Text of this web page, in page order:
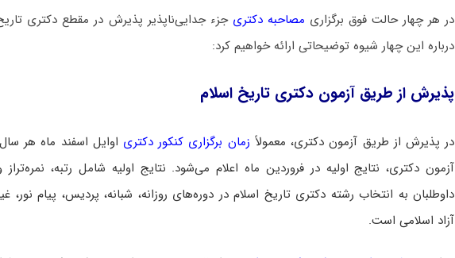
در هر چهار حالت فوق برگزاری مصاحبه دکتری جزء جدایی‌ناپذیر پذیرش در مقطع دکتری
درباره این چهار شیوه توضیحاتی ارائه خواهیم کرد:
پذیرش از طریق آزمون دکتری تاریخ اسلام
در پذیرش از طریق آزمون دکتری، معمولاً زمان برگزاری کنکور دکتری اوایل اسفند ماه هر
آزمون دکتری، نتایج اولیه در فروردین ماه اعلام می‌شود. نتایج اولیه شامل رتبه،
داوطلبان به انتخاب رشته دکتری تاریخ اسلام در دوره‌های روزانه، شبانه، پردیس، پیام نور،
آزاد اسلامی است.